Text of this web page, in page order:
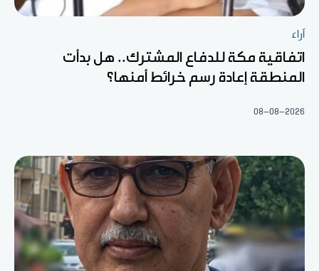
آراء
اتفاقية مكة للدفاع المشترك.. هل بدأت
المنطقة إعادة رسم خرائط أمنها؟
08-08-2026